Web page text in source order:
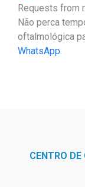
Requests from
Não perca
oftalmológica
WhatsApp.
CENTRO DE